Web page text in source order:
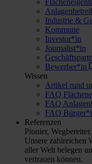
Industrie &
Kommune
Investor*in
Journalist*in
Bewerber*in
Wissen
Artikel rund
FAQ
FAQ
FAQ
Referenzen
Pionier,
Unsere zahlreichen
aller Welt belegen
vertrauen können.